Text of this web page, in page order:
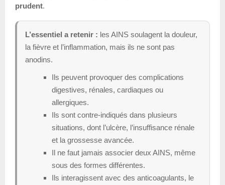
prudent.
L’essentiel a retenir : les AINS soulagent la douleur,
la fièvre et l’inflammation, mais ils ne sont pas
anodins.
Ils peuvent provoquer des complications
digestives, rénales, cardiaques ou
allergiques.
Ils sont contre-indiqués dans plusieurs
situations, dont l’ulcère, l’insuffisance rénale
et la grossesse avancée.
Il ne faut jamais associer deux AINS, même
sous des formes différentes.
Ils interagissent avec des anticoagulants, le